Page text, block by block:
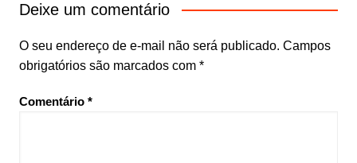
Deixe um comentário
O seu endereço de e-mail não será publicado. Campos
obrigatórios são marcados com *
Comentário *